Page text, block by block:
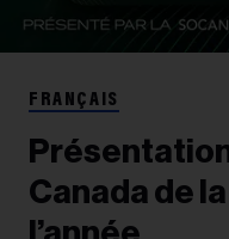
FRANÇAIS
Canada de